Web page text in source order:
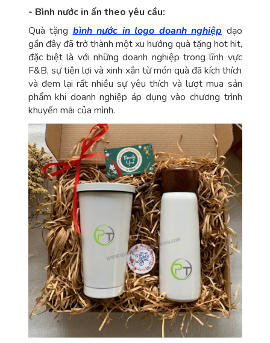
- Bình nước in ấn theo yêu cầu:
Quà tặng bình nước in logo doanh nghiệp dạo
gần đây đã trở thành một xu hướng quà tặng hot hit,
đặc biệt là với những doanh nghiệp trong lĩnh vực
F&B, sự tiện lợi và xinh xắn từ món quà đã kích thích
và đem lại rất nhiều sự yêu thích và lượt mua sản
phẩm khi doanh nghiệp áp dụng vào chương trình
khuyến mãi của mình.